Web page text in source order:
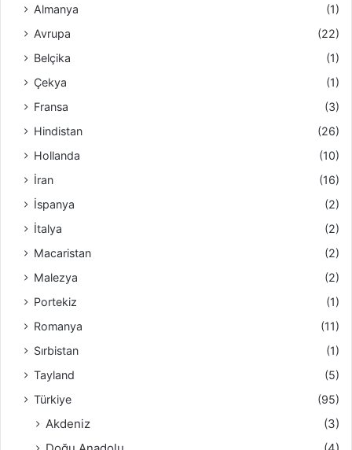
Almanya
(1)
Avrupa
(22)
Belçika
(1)
Çekya
(1)
Fransa
(3)
Hindistan
(26)
Hollanda
(10)
İran
(16)
İspanya
(2)
İtalya
(2)
Macaristan
(2)
Malezya
(2)
Portekiz
(1)
Romanya
(11)
Sırbistan
(1)
Tayland
(5)
Türkiye
(95)
Akdeniz
(3)